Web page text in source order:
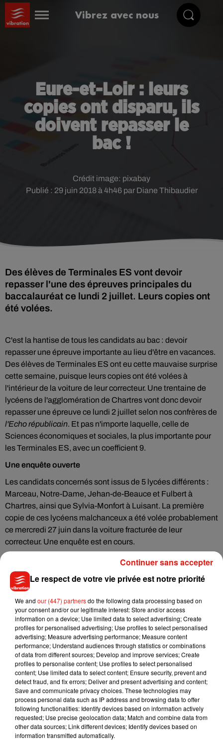
Vibrez avec nous
Eure-et-Loir : leurs
copies ont disparu, ils
doivent repasser le
bac !
Publié : 29 juin 2018 à 4h46 par Diane Thibaudier
Crédit image: pixabay
Des élèves de Terminales ES vont devoir
repasser l'une des épreuves principales du
baccalauréat ce lundi 2 juillet. Leurs copies ont
été volées.
C'est la hantise de tous les candidats au bac : devoir
repasser une épreuve importante au lieu d'être en vacances.
Des élèves de Terminales ES ont eu cette mauvaise surprise
cette semaine, puisque leurs copies ont été volées à
l'intérieur de la voiture de leur correcteur. Une trentaine de
lycéens de l'agglomération de Chartres vont donc devoir
repasser une épreuve ce lundi 2 juillet selon nos confrères de
l'Echo républicain. Et pas n'importe laquelle, celle de
Sciences économiques et sociales, la plus importante pour
les Terminales ES, avec un coefficient 9.
Une enquête ouverte
Les candidats concernés sont issus de 5 lycées différents :
Marceau, Notre-Dame, Jehan-de-Beauce et Fulbert à
Chartres, ainsi que Sylvia-Monfort à Luisant. La première
copie de ces lycéens malchanceux a été volée probablement
ce mercredi 27 juin dans la voiture fracturée de leur
correcteur. Une enquête est en cours.
Musique
5 août 2026
Benny Blanco invite Selena Gomez et
Becky G sur son nouveau single
4 août 2026
Tiny Desk invite Charlie Puth pour une
live session solaire
Le respect de votre vie privée est notre priorité
We and our (447) partnersdo the following data processing based on
your consent and/or our legitimate interest: Store and/or access
information on a device; Use limited data to select advertising; Create
profiles for personalised advertising; Use profiles to select personalised
advertising; Measure advertising performance; Measure content
performance; Understand audiences through statistics or combinations
of data from different sources; Develop and improve services; Create
profiles to personalise content; Use profiles to select personalised
content; Use limited data to select content; Ensure security, prevent and
detect fraud, and fix errors; Deliver and present advertising and content;
Save and communicate privacy choices. These technologies may
process personal data such as IP address and browsing data to offer
following functionalities: Identify devices based on information actively
requested; Use precise geolocation data; Match and combine data from
other data sources; Link different devices; Identify devices based on
information transmitted automatically.
Continuer sans accepter